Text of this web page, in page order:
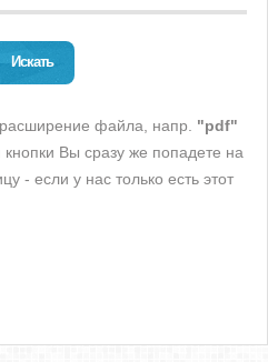
Искать
файла, напр. "pdf"
Вы сразу же попадете на
- если у нас только есть этот